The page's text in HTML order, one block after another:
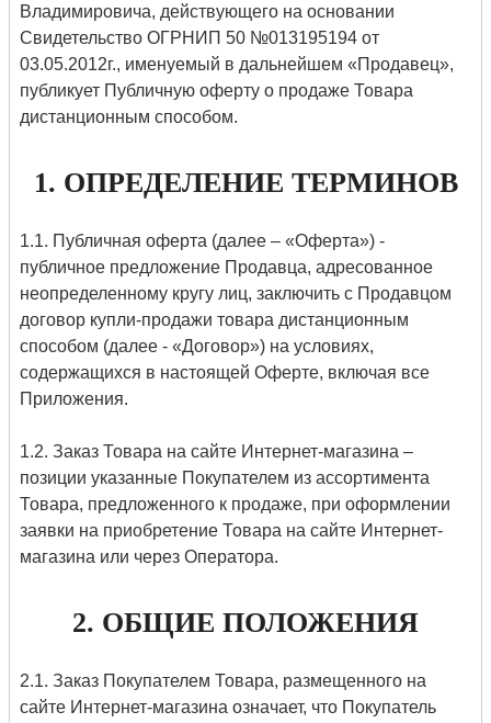
Владимировича, действующего на основании
Свидетельство ОГРНИП 50 №013195194 от
03.05.2012г., именуемый в дальнейшем «Продавец»,
публикует Публичную оферту о продаже Товара
дистанционным способом.
1. ОПРЕДЕЛЕНИЕ ТЕРМИНОВ
1.1. Публичная оферта (далее – «Оферта») -
публичное предложение Продавца, адресованное
неопределенному кругу лиц, заключить с Продавцом
договор купли-продажи товара дистанционным
способом (далее - «Договор») на условиях,
содержащихся в настоящей Оферте, включая все
Приложения.
1.2. Заказ Товара на сайте Интернет-магазина –
позиции указанные Покупателем из ассортимента
Товара, предложенного к продаже, при оформлении
заявки на приобретение Товара на сайте Интернет-
магазина или через Оператора.
2. ОБЩИЕ ПОЛОЖЕНИЯ
2.1. Заказ Покупателем Товара, размещенного на
сайте Интернет-магазина означает, что Покупатель